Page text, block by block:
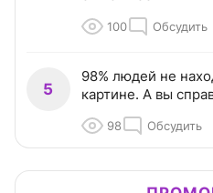
100 Обсудить
5
98% людей не
картине. А вы
98 Обсудить